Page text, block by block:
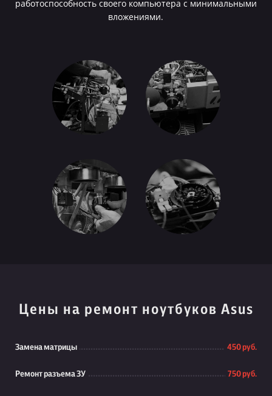
работоспособность своего компьютера с минимальными
вложениями.
Цены на ремонт ноутбуков Asus
Замена матрицы 450 руб.
Ремонт разъема ЗУ 750 руб.